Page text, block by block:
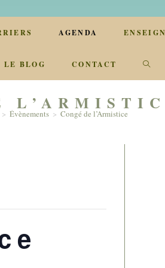
AGENDA
LE BLOG CONTACT
> Évènements > Congé de l’Armistice